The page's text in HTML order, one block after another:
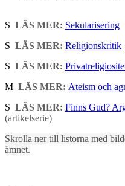
S LÄS MER: Sekularisering
S LÄS MER: Religionskritik
S LÄS MER:
M LÄS MER: Ateism och
S LÄS MER: Finns Gud?
(artikelserie)
Skrolla ner till listorna med
ämnet.